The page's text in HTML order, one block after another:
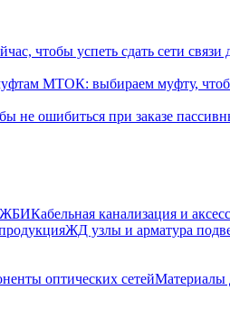
чтобы успеть сдать сети связи
МТОК: выбираем муфту,
не ошибиться при заказе
ЖБИКабельная канализация и
ЖД узлы и арматура
оптических сетейМатериалы